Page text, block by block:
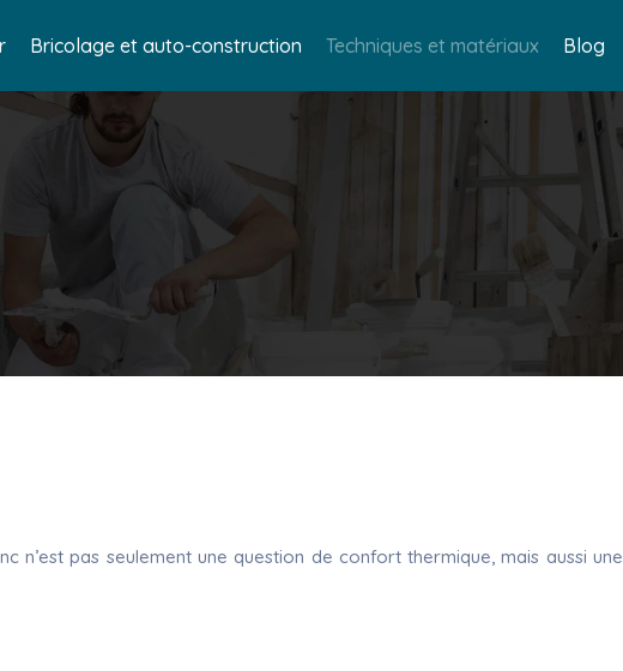
Bricolage et auto-construction Techniques et matériaux Blog
pas seulement une question de confort thermique, mais aussi une